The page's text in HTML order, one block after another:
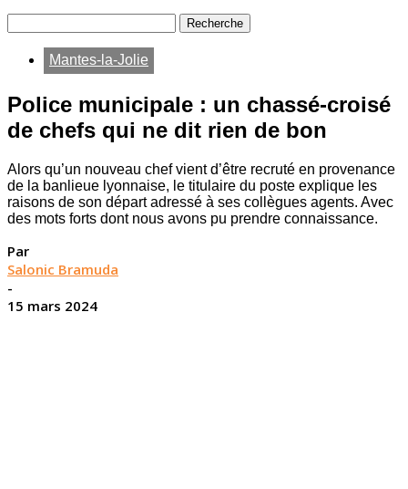
Mantes-la-Jolie
Police municipale : un chassé-croisé
de chefs qui ne dit rien de bon
Alors qu’un nouveau chef vient d’être recruté en provenance
de la banlieue lyonnaise, le titulaire du poste explique les
raisons de son départ adressé à ses collègues agents. Avec
des mots forts dont nous avons pu prendre connaissance.
Par
Salonic Bramuda
-
15 mars 2024